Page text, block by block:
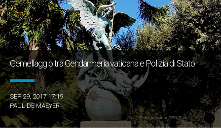
Gemellaggio tra Gendarmeria vaticana e Polizia di Stato
SEP 29, 2017 17:19
PAUL DE MAEYER